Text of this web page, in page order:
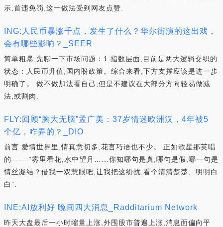
示,首违免罚,这一做法受到网友点赞.
ING:人民币暴涨千点，发生了什么？华尔街演的这出戏，
会有哪些影响？_SEER
简单粗暴,先聊一下市场问题：1.指数层面,目前是两大逻辑交织的
状态：人民币升值,国内盼政策。综合来看,下方支撑应该是进一步
明确了。 做不做加法看自己,但是不建议在大部分方向轻易做减
法,或割肉.
FLY:回顾“胸大无脑”孟广美：37岁情迷欧洲汉，4年被5
个亿，咋弄的？_DIO
前言 爱情世界里,情真意切多,花言巧语也不少。 正如歌星那英唱
的—— “雾里看花,水中望月……你知哪句是真,哪句是假,哪一句是
情丝凝结？借我一双慧眼吧,让我把这纷扰,看个清清楚楚、明明白
白”.
INE:AI放利好 晚间四大消息_Radditarium Network
昨天大盘最后一小时缩量上涨,外围股市普遍上涨,消息面偏向平